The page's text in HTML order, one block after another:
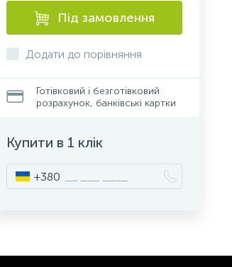
Під замовлення
Додати до порівняння
Готівковий і безготівковий
розрахунок, банківські картки
Купити в 1 клік
+380